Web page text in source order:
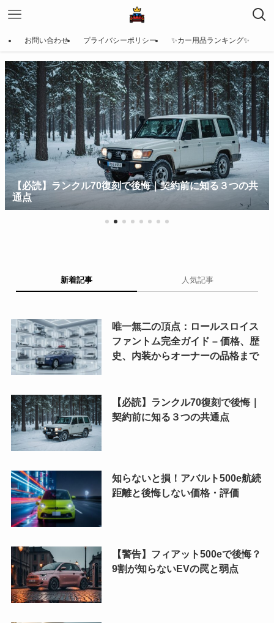
お問い合わせ プライバシーポリシー ✨カー用品ランキング✨
【必読】ランクル70復刻で後悔｜契約前に知る３つの共
通点
新着記事 人気記事
唯一無二の頂点：ロールスロイス
ファントム完全ガイド – 価格、歴
史、内装からオーナーの品格まで
【必読】ランクル70復刻で後悔｜
契約前に知る３つの共通点
知らないと損！アバルト500e航続
距離と後悔しない価格・評価
【警告】フィアット500eで後悔？
9割が知らないEVの罠と弱点